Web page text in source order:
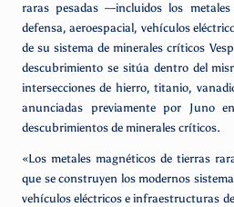
raras pesadas —incluidos los metales
defensa, aeroespacial, vehículos
de su sistema de minerales críticos
descubrimiento se sitúa dentro del
intersecciones de hierro, titanio,
anunciadas previamente por Juno
descubrimientos de minerales críticos.
«Los metales magnéticos de tierras
que se construyen los modernos
vehículos eléctricos e infraestructuras